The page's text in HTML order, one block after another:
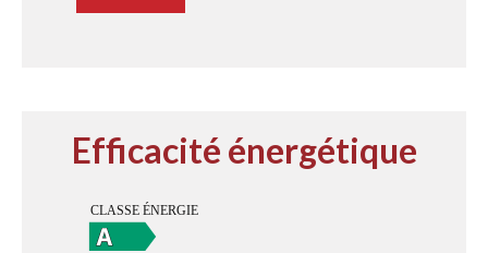
Efficacité énergétique